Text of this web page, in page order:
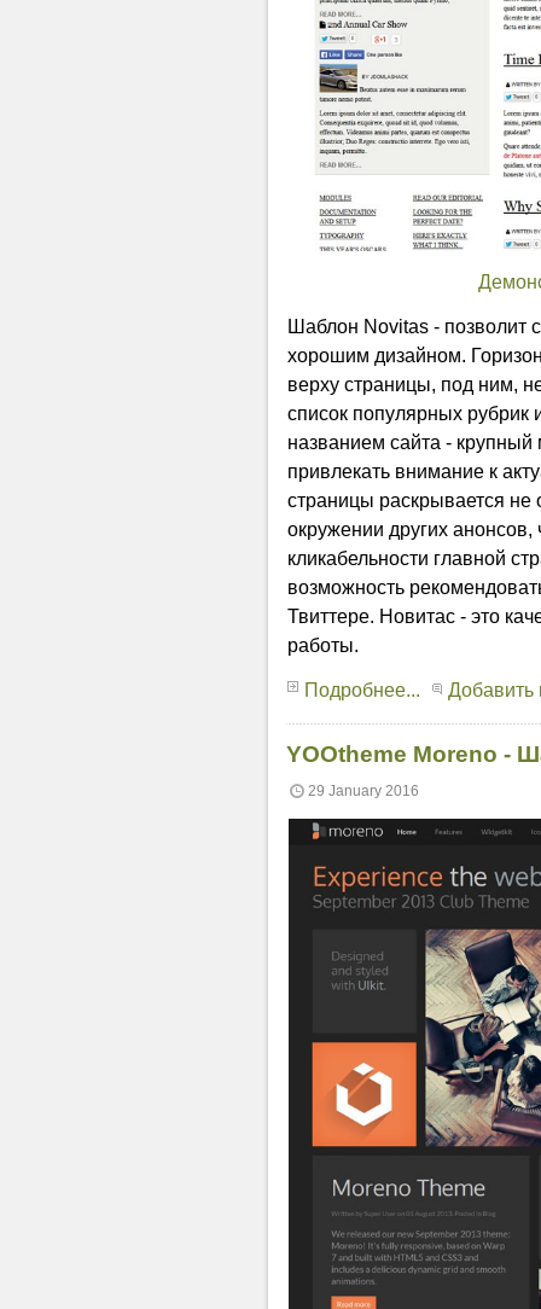
Шаблон Novitas - позволит
хорошим дизайном.
верху страницы, под ним,
список популярных
названием сайта -
привлекать внимание к
страницы раскрывается не
окружении других анонсов,
кликабельности главной
возможность
Твиттере. Новитас - это
работы.
Подробнее... Добавить
YOOtheme Moreno -
29 January 2016